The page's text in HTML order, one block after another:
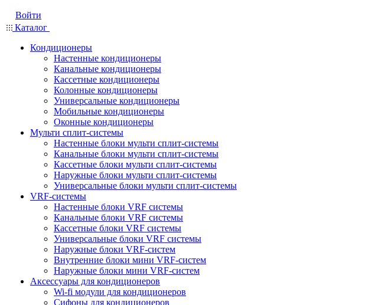
Войти
Каталог
Кондиционеры
Настенные кондиционеры
Канальные кондиционеры
Кассетные кондиционеры
Колонные кондиционеры
Универсальные кондиционеры
Мобильные кондиционеры
Оконные кондиционеры
Мульти сплит-системы
Настенные блоки мульти сплит-системы
Канальные блоки мульти сплит-системы
Кассетные блоки мульти сплит-системы
Наружные блоки мульти сплит-системы
Универсальные блоки мульти сплит-системы
VRF-системы
Настенные блоки VRF системы
Канальные блоки VRF системы
Кассетные блоки VRF системы
Универсальные блоки VRF системы
Наружные блоки VRF-систем
Внутренние блоки мини VRF-систем
Наружные блоки мини VRF-систем
Аксессуары для кондиционеров
Wi-fi модули для кондиционеров
Сифоны для кондиционеров